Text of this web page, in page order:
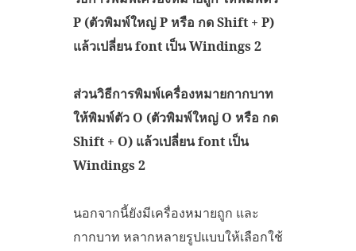
P (ตัวพิมพ์ใหญ่ P หรือ กด Shift + P)
แล้วเปลี่ยน font เป็น Windings 2
ส่วนวิธีการพิมพ์เครื่องหมายกากบาท
ให้พิมพ์ตัว O (ตัวพิมพ์ใหญ่ O หรือ กด
Shift + O) แล้วเปลี่ยน font เป็น
Windings 2
นอกจากนี้ยังมีเครื่องหมายถูก และ
กากบาท หลากหลายรูปแบบให้เลือกใช้